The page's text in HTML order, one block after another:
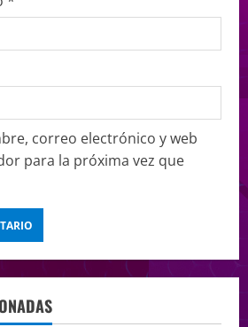
correo electrónico y web
para la próxima vez que